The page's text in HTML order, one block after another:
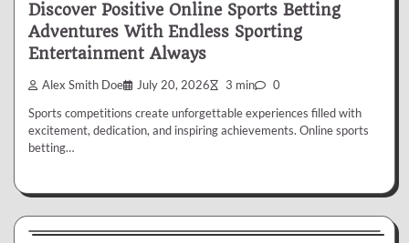
Discover Positive Online Sports Betting
Adventures With Endless Sporting
Entertainment Always
Alex Smith Doe July 20, 2026 3 min 0
Sports competitions create unforgettable experiences filled with
excitement, dedication, and inspiring achievements. Online sports
betting…